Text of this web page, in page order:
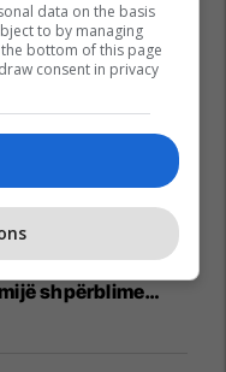
Reklamo këtu
kartelë
digjitale
shpërblime
data on the basis
to by managing
bottom of this page
consent in privacy